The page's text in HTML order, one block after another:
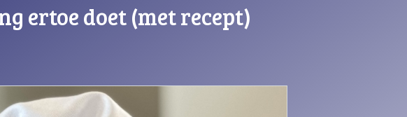
ertoe doet (met recept)